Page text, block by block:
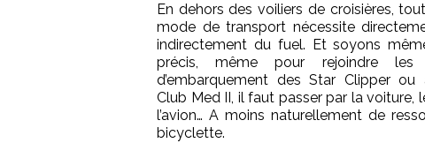
En dehors des voiliers de croisières,
mode de transport nécessite
indirectement du fuel. Et soyons
précis, même pour rejoindre les
d’embarquement des Star Clipper ou
Club Med II, il faut passer par la voiture,
l’avion… A moins naturellement de
bicyclette.